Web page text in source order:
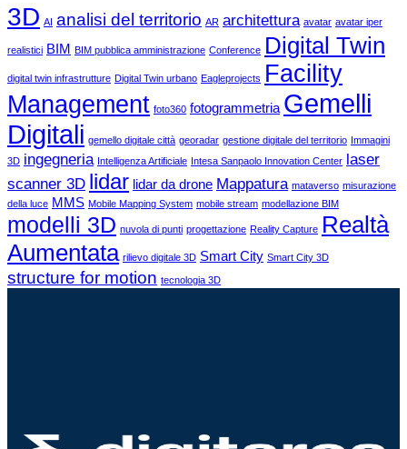
3D AI analisi del territorio AR architettura avatar avatar iper
realistici BIM BIM pubblica amministrazione Conference Digital Twin
digital twin infrastrutture Digital Twin urbano Eagleprojects Facility
Management foto360 fotogrammetria Gemelli
Digitali gemello digitale città georadar gestione digitale del territorio Immagini
3D ingegneria Intelligenza Artificiale Intesa Sanpaolo Innovation Center laser
scanner 3D lidar lidar da drone Mappatura mataverso misurazione
della luce MMS Mobile Mapping System mobile stream modellazione BIM
modelli 3D nuvola di punti progettazione Reality Capture Realtà
Aumentata rilievo digitale 3D Smart City Smart City 3D
structure for motion tecnologia 3D